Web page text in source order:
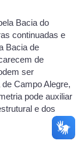
Bacia do
continuadas e
Bacia de
de
ser
Campo Alegre,
pode auxiliar
e dos